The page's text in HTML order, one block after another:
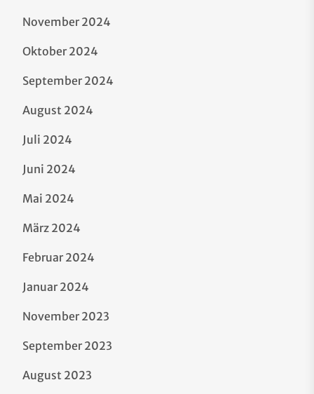
November 2024
Oktober 2024
September 2024
August 2024
Juli 2024
Juni 2024
Mai 2024
März 2024
Februar 2024
Januar 2024
November 2023
September 2023
August 2023